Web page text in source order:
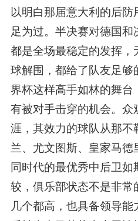
以明白那届意大利的后
足为过。半决赛对德国和
都是全场最稳定的发挥，
球解围，都给了队友足够
界杯这样高手如林的舞台
有被对手击穿的机会。众
涯，其效力的球队从那不
兰、尤文图斯、皇家马
同时代的最优秀中后卫
较，俱乐部状态不是非常
几个都高，也具备领导